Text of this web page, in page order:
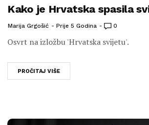
Kako je Hrvatska spasila
Marija Grgošić Prije 5 Godina 0
Osvrt na izložbu 'Hrvatska svijetu'.
PROČITAJ VIŠE